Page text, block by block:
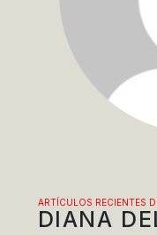
ARTÍCULOS RECIENTES
DIANA